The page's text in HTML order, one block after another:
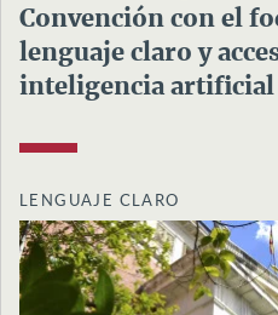
Convención con el
lenguaje claro y
inteligencia artificial
LENGUAJE CLARO